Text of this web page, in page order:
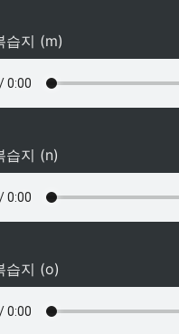
습지 (m)
습지 (n)
습지 (o)